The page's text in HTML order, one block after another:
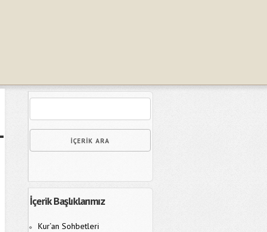
İçerik Başlıklarımız
Kur’an Sohbetleri